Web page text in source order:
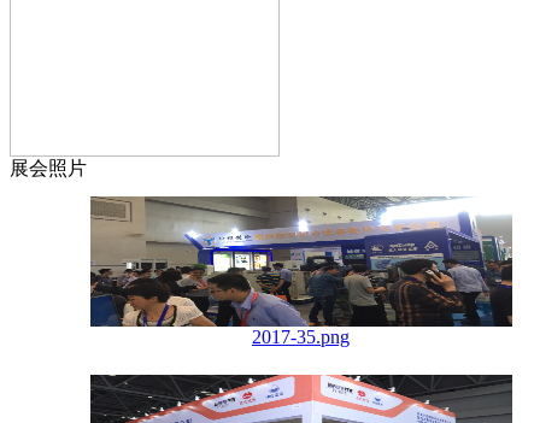
展会照片
2017-35.png